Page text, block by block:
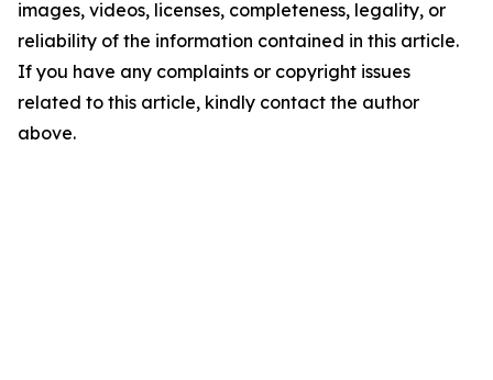
images, videos, licenses, completeness, legality, or
reliability of the information contained in this article.
If you have any complaints or copyright issues
related to this article, kindly contact the author
above.